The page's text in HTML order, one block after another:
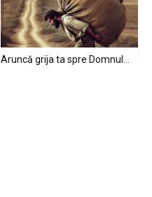
Aruncă grija ta spre Domnul…